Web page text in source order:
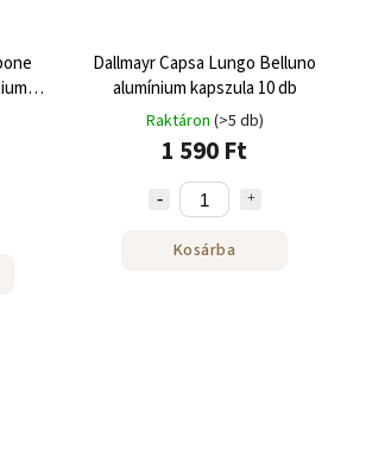
Dallmayr Capsa Lungo Belluno
alumínium kapszula 10 db
Raktáron (>5 db)
1 590 Ft
Kosárba